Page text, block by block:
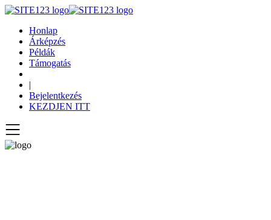
Honlap
Árképzés
Példák
Támogatás
|
Bejelentkezés
KEZDJEN ITT